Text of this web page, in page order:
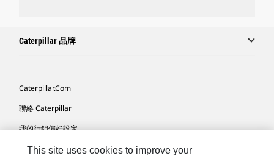
Caterpillar 品牌
Caterpillar.com
聯絡 Caterpillar
我的行銷偏好設定
網站地圖
This site uses cookies to improve your